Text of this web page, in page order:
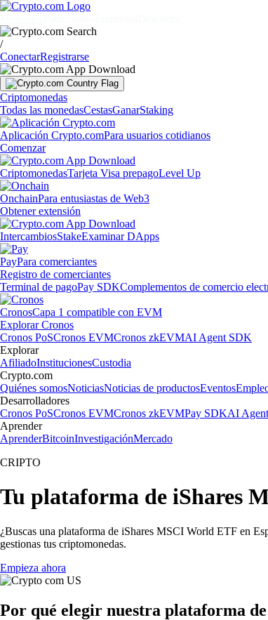
/
ConectarRegistrarse
Criptomonedas
Todas las monedasCestasGanarStaking
Aplicación Crypto.comPara usuarios cotidianos
Comenzar
CriptomonedasTarjeta Visa prepagoLevel Up
OnchainPara entusiastas de Web3
Obtener extensión
IntercambiosStakeExaminar DApps
PayPara comerciantes
Registro de comerciantes
Terminal de pagoPay SDKComplementos de comercio
CronosCapa 1 compatible con EVM
Explorar Cronos
Cronos PoSCronos EVMCronos zkEVMAI Agent SDK
Explorar
AfiliadoInstitucionesCustodia
Crypto.com
Quiénes somosNoticiasNoticias de productosEventos
Desarrolladores
Cronos PoSCronos EVMCronos zkEVMPay SDKAI
Aprender
AprenderBitcoinInvestigaciónMercado
CRIPTO
Tu plataforma de iShares
¿Buscas una plataforma de iShares MSCI World ETF en
gestionas tus criptomonedas.
Empieza ahora
Por qué elegir nuestra plataforma